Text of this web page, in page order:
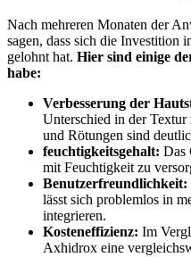
Nach mehreren Monaten der
sagen, ‌dass⁤ sich die Investition
gelohnt hat. Hier sind einige​
habe:
Verbesserung ⁤der
Unterschied in der
und Rötungen sind
feuchtigkeitsgehalt: ⁤Das​
mit Feuchtigkeit ⁤zu
Benutzerfreundlichkeit:
lässt sich ​problemlos in
integrieren.
Kosteneffizienz: Im⁣
Axhidrox eine